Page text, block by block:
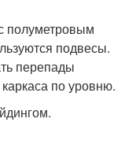
полуметровым
подвесы.
перепады
по уровню.